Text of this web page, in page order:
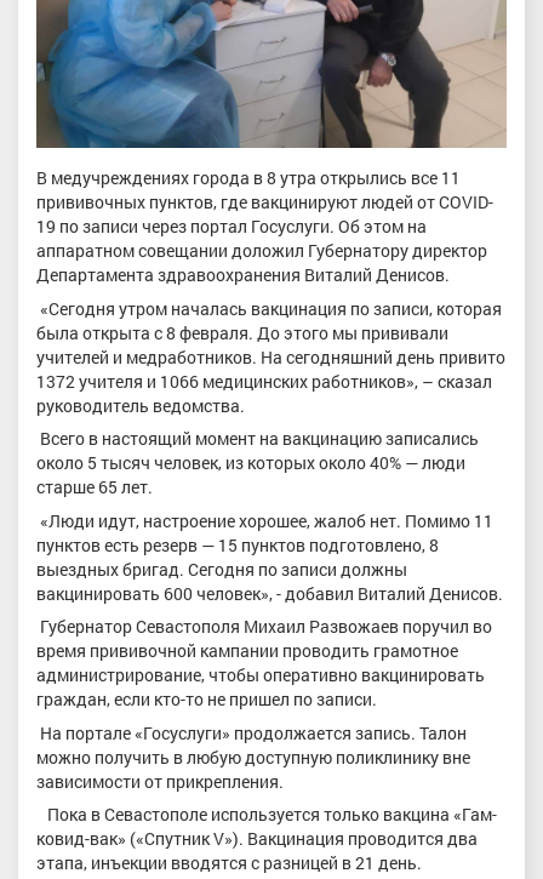
В медучреждениях города в 8 утра открылись все 11
прививочных пунктов, где вакцинируют людей от COVID-
19 по записи через портал Госуслуги. Об этом на
аппаратном совещании доложил Губернатору директор
Департамента здравоохранения Виталий Денисов.
«Сегодня утром началась вакцинация по записи, которая
была открыта с 8 февраля. До этого мы прививали
учителей и медработников. На сегодняшний день привито
1372 учителя и 1066 медицинских работников», – сказал
руководитель ведомства.
Всего в настоящий момент на вакцинацию записались
около 5 тысяч человек, из которых около 40% — люди
старше 65 лет.
«Люди идут, настроение хорошее, жалоб нет. Помимо 11
пунктов есть резерв — 15 пунктов подготовлено, 8
выездных бригад. Сегодня по записи должны
вакцинировать 600 человек», - добавил Виталий Денисов.
Губернатор Севастополя Михаил Развожаев поручил во
время прививочной кампании проводить грамотное
администрирование, чтобы оперативно вакцинировать
граждан, если кто-то не пришел по записи.
На портале «Госуслуги» продолжается запись. Талон
можно получить в любую доступную поликлинику вне
зависимости от прикрепления.
Пока в Севастополе используется только вакцина «Гам-
ковид-вак» («Спутник V»). Вакцинация проводится два
этапа, инъекции вводятся с разницей в 21 день.